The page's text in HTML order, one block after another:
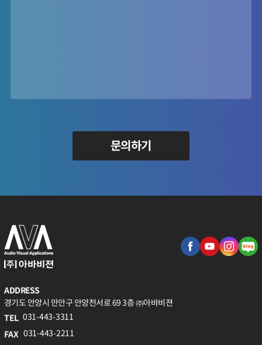
문의하기
ADDRESS
경기도 안양시 만안구 안양천서로 69 3층 ㈜아바비젼
TEL 031-443-3311
FAX 031-443-2211